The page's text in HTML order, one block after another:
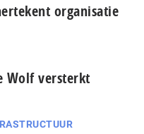
organisatie
Wolf versterkt